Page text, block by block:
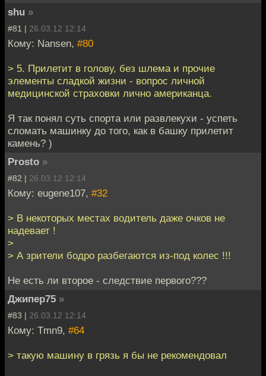
shu »
#81 | 26.03.12 12:14
Кому: Nansen, #80
> 5. Прилетит в голову, без шлема и прочие
элементы сладкой жизни - вопрос личной
медицинской страховки лично американца.
Я так понял суть спорта или развлекухи - успеть
сломать машинку до того, как в башку прилетит
камень? )
Prosto »
#82 | 26.03.12 12:14
Кому: eugene107, #32
> В некоторых местах водитель даже очков не
надевает !
>
> А зрители бодро разбегаются из-под колес !!!
Не есть ли второе - следствие первого???
Джипер75 »
#83 | 26.03.12 12:14
Кому: Tmn9, #64
> такую машину в грязь я бы не рекомендовал